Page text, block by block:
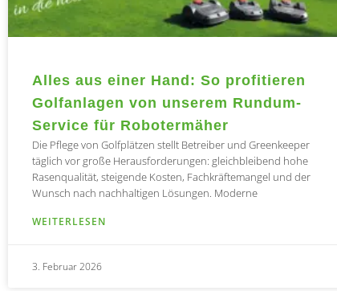
Alles aus einer Hand: So profitieren
Golfanlagen von unserem Rundum-
Service für Robotermäher
Die Pflege von Golfplätzen stellt Betreiber und Greenkeeper
täglich vor große Herausforderungen: gleichbleibend hohe
Rasenqualität, steigende Kosten, Fachkräftemangel und der
Wunsch nach nachhaltigen Lösungen. Moderne
WEITERLESEN
3. Februar 2026